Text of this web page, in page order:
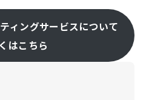
ィングサービスについて
はこちら